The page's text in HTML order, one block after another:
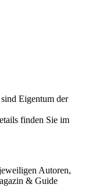
Eigentum der
finden Sie im
Autoren,
& Guide